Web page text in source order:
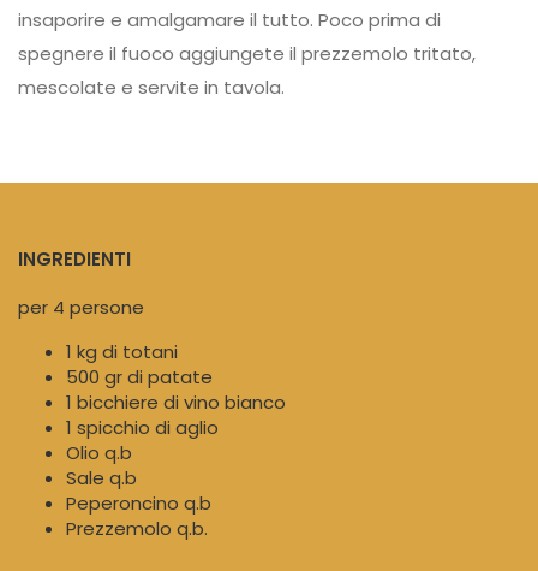
insaporire e amalgamare il tutto. Poco prima di
spegnere il fuoco aggiungete il prezzemolo tritato,
mescolate e servite in tavola.
INGREDIENTI
per 4 persone
1 kg di totani
500 gr di patate
1 bicchiere di vino bianco
1 spicchio di aglio
Olio q.b
Sale q.b
Peperoncino q.b
Prezzemolo q.b.